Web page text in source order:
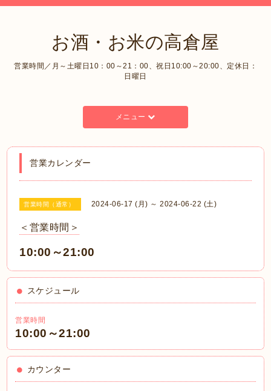
お酒・お米の高倉屋
営業時間／月～土曜日10：00～21：00、祝日10:00～20:00、定休日：
日曜日
メニュー
営業カレンダー
営業時間（通常） 2024-06-17 (月) ～ 2024-06-22 (土)
＜営業時間＞
10:00～21:00
スケジュール
営業時間
10:00～21:00
カウンター